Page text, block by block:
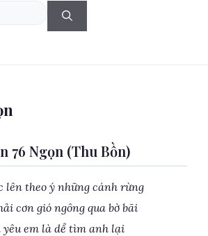
76 Ngọn (Thu Bồn)
lên theo ý những cánh rừng
cơn gió ngông qua bờ bãi
yêu em là dể tìm anh lại